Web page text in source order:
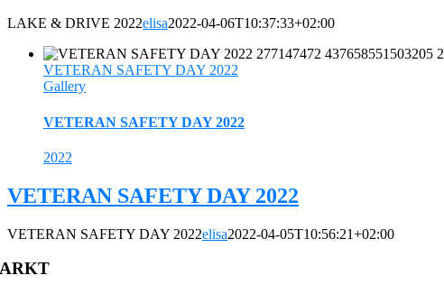
LAKE & DRIVE 2022elisa2022-04-06T10:37:33+02:00
VETERAN SAFETY DAY 2022
Gallery
VETERAN SAFETY DAY 2022
2022
VETERAN SAFETY DAY 2022
VETERAN SAFETY DAY 2022elisa2022-04-05T10:56:21+02:00